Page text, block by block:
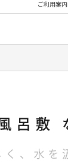
ご利用案内